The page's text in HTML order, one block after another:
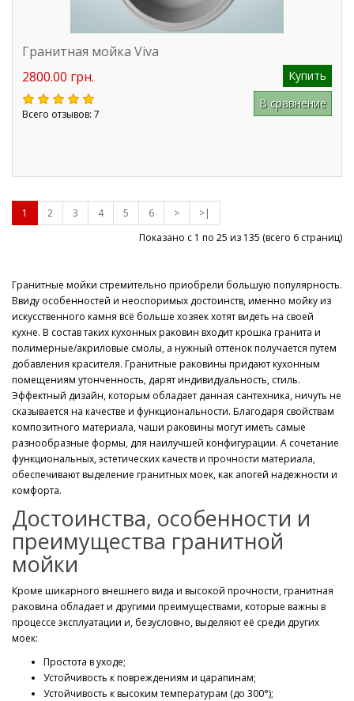
Гранитная мойка Viva
2800.00 грн.
Купить
Всего отзывов: 7
В сравнение
1 2 3 4 5 6 >
>|
Показано с 1 по 25 из 135 (всего 6 страниц)
Гранитные мойки стремительно приобрели большую популярность.
Ввиду особенностей и неоспоримых достоинств, именно мойку из
искусственного камня всё больше хозяек хотят видеть на своей
кухне. В состав таких кухонных раковин входит крошка гранита и
полимерные/акриловые смолы, а нужный оттенок получается путем
добавления красителя. Гранитные раковины придают кухонным
помещениям утонченность, дарят индивидуальность, стиль.
Эффектный дизайн, которым обладает данная сантехника, ничуть не
сказывается на качестве и функциональности. Благодаря свойствам
композитного материала, чаши раковины могут иметь самые
разнообразные формы, для наилучшей конфигурации. А сочетание
функциональных, эстетических качеств и прочности материала,
обеспечивают выделение гранитных моек, как апогей надежности и
комфорта.
Достоинства, особенности и
преимущества гранитной
мойки
Кроме шикарного внешнего вида и высокой прочности, гранитная
раковина обладает и другими преимуществами, которые важны в
процессе эксплуатации и, безусловно, выделяют её среди других
моек:
Простота в уходе;
Устойчивость к повреждениям и царапинам;
Устойчивость к высоким температурам (до 300°);